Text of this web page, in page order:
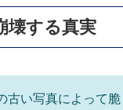
壊する真実
い写真によって脆